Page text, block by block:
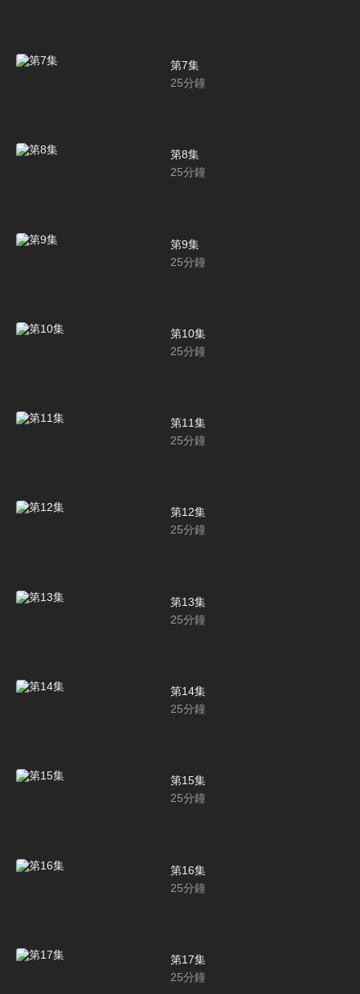
第7集
25分鐘
第8集
25分鐘
第9集
25分鐘
第10集
25分鐘
第11集
25分鐘
第12集
25分鐘
第13集
25分鐘
第14集
25分鐘
第15集
25分鐘
第16集
25分鐘
第17集
25分鐘